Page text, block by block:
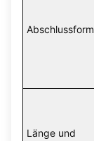
Länge und